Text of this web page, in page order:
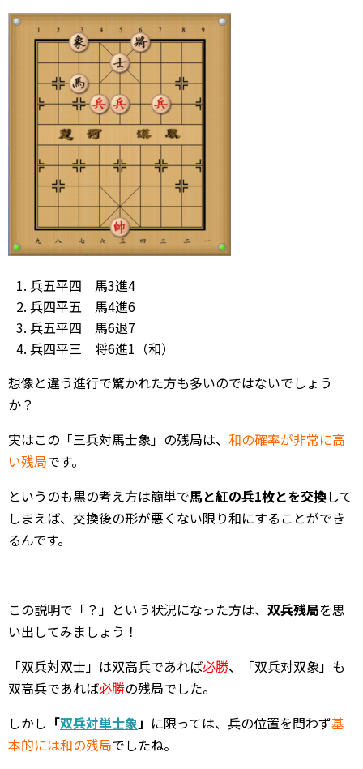
兵五平四 馬3進4
兵四平五 馬4進6
兵五平四 馬6退7
兵四平三 将6進1（和）
想像と違う進行で驚かれた方も多いのではないでしょう
か？
実はこの「三兵対馬士象」の残局は、 和の確率が非常に高
い残局です。
というのも黒の考え方は簡単で馬と紅の兵1枚とを交換して
しまえば、交換後の形が悪くない限り和にすることができ
るんです。
この説明で「？」という状況になった方は、 双兵残局を思
い出してみましょう！
「双兵対双士」は双高兵であれば必勝、「双兵対双象」も
双高兵であれば必勝の残局でした。
しかし 「双兵対単士象」 に限っては、兵の位置を問わず基
本的には和の残局でしたね。